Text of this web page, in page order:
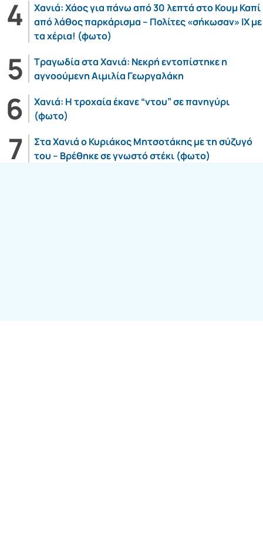
Χανιά: Χάος για πάνω από 30 λεπτά στο Κουμ Καπί
από λάθος παρκάρισμα – Πολίτες «σήκωσαν» ΙΧ με
τα χέρια! (φωτο)
Τραγωδία στα Χανιά: Νεκρή εντοπίστηκε η
αγνοούμενη Αιμιλία Γεωργαλάκη
Χανιά: Η τροχαία έκανε “ντου” σε πανηγύρι
(φωτο)
Στα Χανιά ο Κυριάκος Μητσοτάκης με τη σύζυγό
του – Βρέθηκε σε γνωστό στέκι (φωτο)